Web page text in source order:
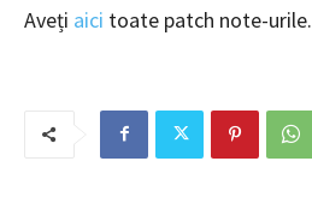
Aveți aici toate patch note-urile.